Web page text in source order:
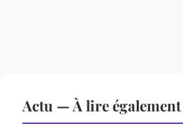
Actu — À lire également